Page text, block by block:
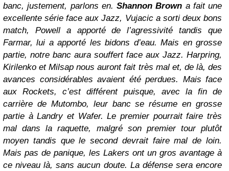
banc, justement, parlons en. Shannon Brown a fait une
excellente série face aux Jazz, Vujacic a sorti deux bons
match, Powell a apporté de l’agressivité tandis que
Farmar, lui a apporté les bidons d’eau. Mais en grosse
partie, notre banc aura souffert face aux Jazz. Harpring,
Kirilenko et Milsap nous auront fait très mal et, de là, des
avances considérables avaient été perdues. Mais face
aux Rockets, c’est différent puisque, avec la fin de
carrière de Mutombo, leur banc se résume en grosse
partie à Landry et Wafer. Le premier pourrait faire très
mal dans la raquette, malgré son premier tour plutôt
moyen tandis que le second devrait faire mal de loin.
Mais pas de panique, les Lakers ont un gros avantage à
ce niveau là, sans aucun doute. La défense sera encore